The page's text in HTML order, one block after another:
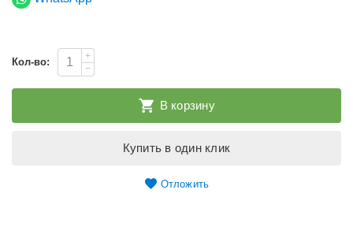
Кол-во:
+
−
В корзину
Купить в один клик
Отложить